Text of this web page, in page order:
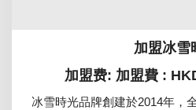
加盟冰雪
加盟费: 加盟費 :
冰雪時光品牌創建於2014年，